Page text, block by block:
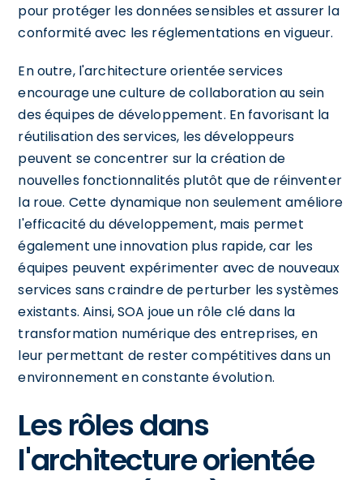
pour protéger les données sensibles et assurer la
conformité avec les réglementations en vigueur.
En outre, l'architecture orientée services
encourage une culture de collaboration au sein
des équipes de développement. En favorisant la
réutilisation des services, les développeurs
peuvent se concentrer sur la création de
nouvelles fonctionnalités plutôt que de réinventer
la roue. Cette dynamique non seulement améliore
l'efficacité du développement, mais permet
également une innovation plus rapide, car les
équipes peuvent expérimenter avec de nouveaux
services sans craindre de perturber les systèmes
existants. Ainsi, SOA joue un rôle clé dans la
transformation numérique des entreprises, en
leur permettant de rester compétitives dans un
environnement en constante évolution.
Les rôles dans
l'architecture orientée